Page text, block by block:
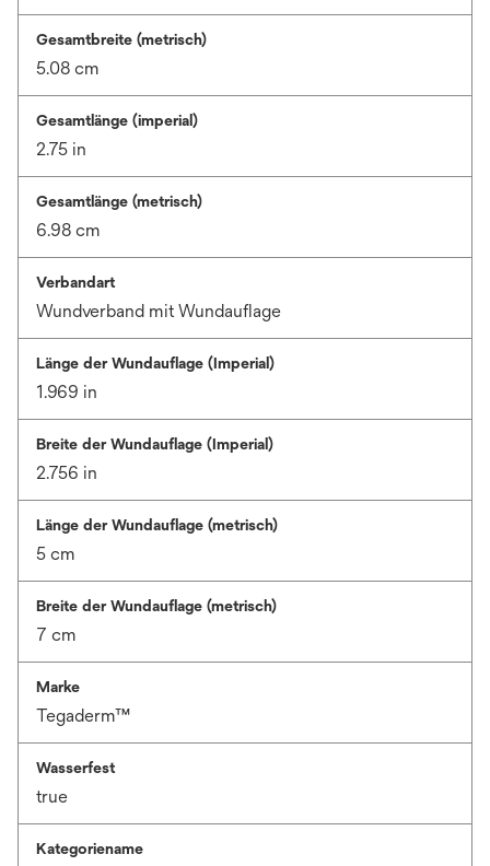
Gesamtbreite (metrisch)
5.08 cm
Gesamtlänge (imperial)
2.75 in
Gesamtlänge (metrisch)
6.98 cm
Verbandart
Wundverband mit Wundauflage
Länge der Wundauflage (Imperial)
1.969 in
Breite der Wundauflage (Imperial)
2.756 in
Länge der Wundauflage (metrisch)
5 cm
Breite der Wundauflage (metrisch)
7 cm
Marke
Tegaderm™
Wasserfest
true
Kategoriename